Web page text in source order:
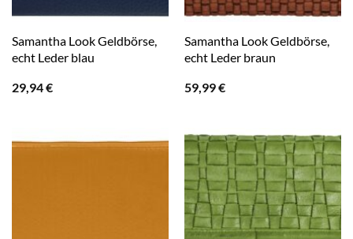
Samantha Look Geldbörse,
echt Leder blau
29,94€
Samantha Look Geldbörse,
echt Leder braun
59,99€